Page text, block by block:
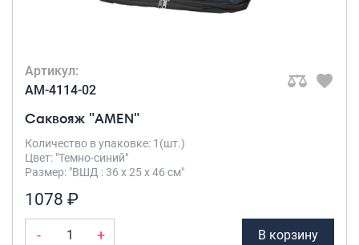
Артикул:
AM-4114-02
Саквояж "AMEN"
Количество в упаковке: 1(шт.)
Цвет: "Темно-синий"
Размер: "ВШД : 36 х 25 х 46 см"
1078 ₽
- + В корзину